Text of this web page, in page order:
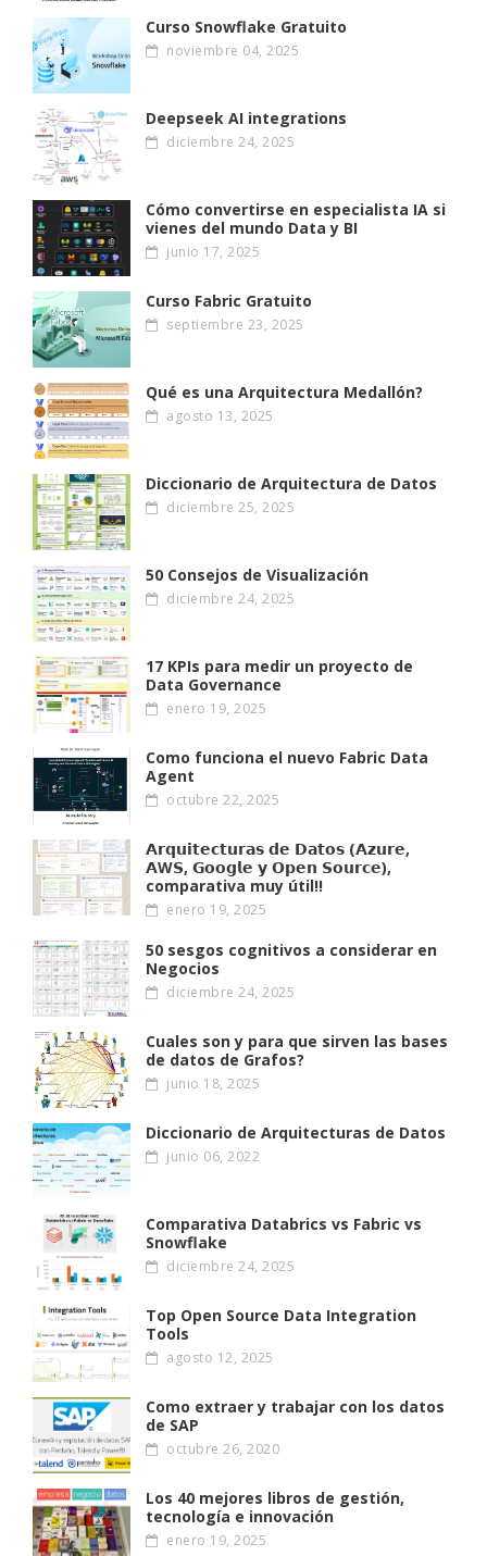
Curso Snowflake Gratuito
noviembre 04, 2025
Deepseek AI integrations
diciembre 24, 2025
Cómo convertirse en especialista IA si
vienes del mundo Data y BI
junio 17, 2025
Curso Fabric Gratuito
septiembre 23, 2025
Qué es una Arquitectura Medallón?
agosto 13, 2025
Diccionario de Arquitectura de Datos
diciembre 25, 2025
50 Consejos de Visualización
diciembre 24, 2025
17 KPIs para medir un proyecto de
Data Governance
enero 19, 2025
Como funciona el nuevo Fabric Data
Agent
octubre 22, 2025
𝗔𝗿𝗾𝘂𝗶𝘁𝗲𝗰𝘁𝘂𝗿𝗮𝘀 𝗱𝗲 𝗗𝗮𝘁𝗼𝘀 (𝗔𝘇𝘂𝗿𝗲,
𝗔W𝗦, 𝗚𝗼𝗼𝗴𝗹𝗲 𝘆 𝗢𝗽𝗲𝗻 𝗦𝗼𝘂𝗿𝗰𝗲),
comparativa muy útil!!
enero 19, 2025
50 sesgos cognitivos a considerar en
Negocios
diciembre 24, 2025
Cuales son y para que sirven las bases
de datos de Grafos?
junio 18, 2025
Diccionario de Arquitecturas de Datos
junio 06, 2022
Comparativa Databrics vs Fabric vs
Snowflake
diciembre 24, 2025
Top Open Source Data Integration
Tools
agosto 12, 2025
Como extraer y trabajar con los datos
de SAP
octubre 26, 2020
Los 40 mejores libros de gestión,
tecnología e innovación
enero 19, 2025